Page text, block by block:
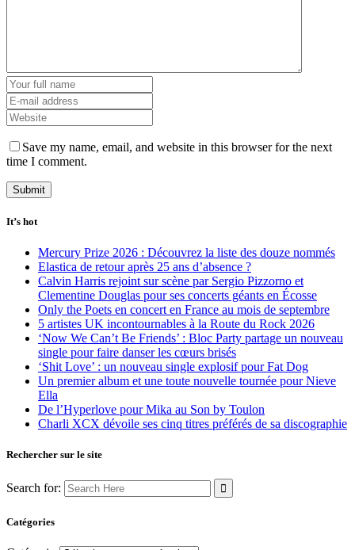
Save my name, email, and website in this browser for the next
time I comment.
It’s hot
Mercury Prize 2026 : Découvrez la liste des douze nommés
Elastica de retour après 25 ans d’absence ?
Calvin Harris rejoint sur scène par Sergio Pizzorno et
Clementine Douglas pour ses concerts géants en Écosse
Only the Poets en concert en France au mois de septembre
5 artistes UK incontournables à la Route du Rock 2026
‘Now We Can’t Be Friends’ : Bloc Party partage un nouveau
single pour faire danser les cœurs brisés
‘Shit Love’ : un nouveau single explosif pour Fat Dog
Un premier album et une toute nouvelle tournée pour Nieve
Ella
De l’Hyperlove pour Mika au Son by Toulon
Charli XCX dévoile ses cinq titres préférés de sa discographie
Rechercher sur le site
Search for:
Catégories